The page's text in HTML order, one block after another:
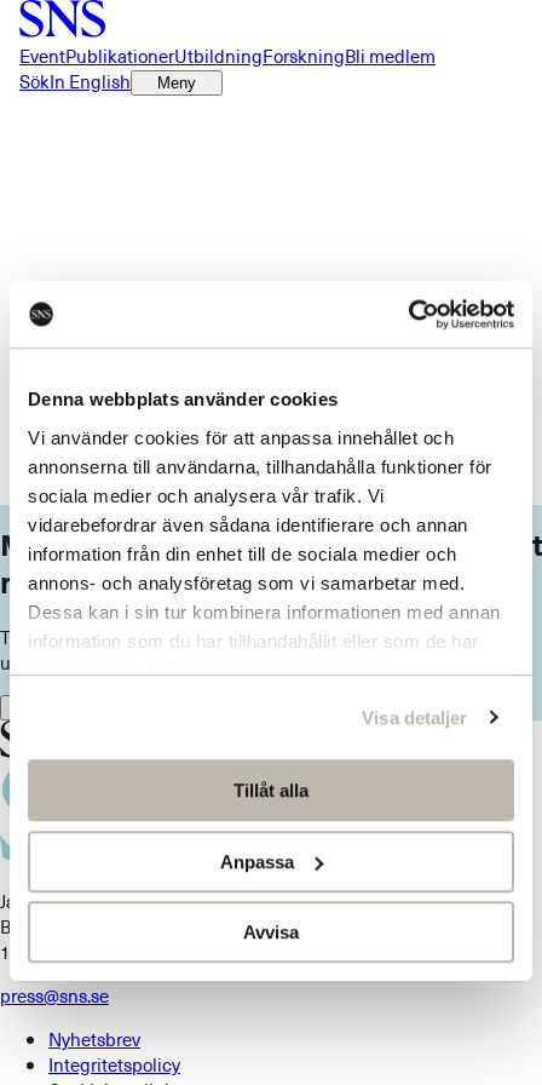
Denna webbplats använder cookies
Vi använder cookies för att anpassa innehållet och
annonserna till användarna, tillhandahålla funktioner för
sociala medier och analysera vår trafik. Vi
vidarebefordrar även sådana identifierare och annan
information från din enhet till de sociala medier och
annons- och analysföretag som vi samarbetar med.
Dessa kan i sin tur kombinera informationen med annan
information som du har tillhandahållit eller som de har
samlat in när du har använt deras tjänster.
Visa detaljer
Tillåt alla
Anpassa
Avvisa
EventPublikationerUtbildningForskningBli medlem
SökIn English Meny
Något gick fel!
Ett oväntad fel inträffade. Du kan prova att ladda om sidan.
Ladda om
Missa inget från SNS. Prenumerera på vårt
nyhetsbrev
Ta del av våra senaste nyheter. Få nya insikter och håll dig
uppdaterad om viktiga samhällsfrågor.
Jakobsbergsgatan 18
Box 5629
114 86 Stockholm
press@sns.se
Nyhetsbrev
Integritetspolicy